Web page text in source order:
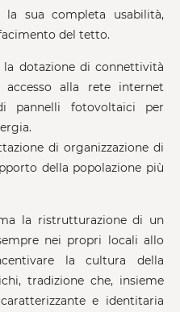
sua completa usabilità,
del tetto.
dotazione di connettività
alla rete internet
pannelli fotovoltaici per
di organizzazione di
della popolazione più
la ristrutturazione di un
nei propri locali allo
la cultura della
tradizione che, insieme
e identitaria